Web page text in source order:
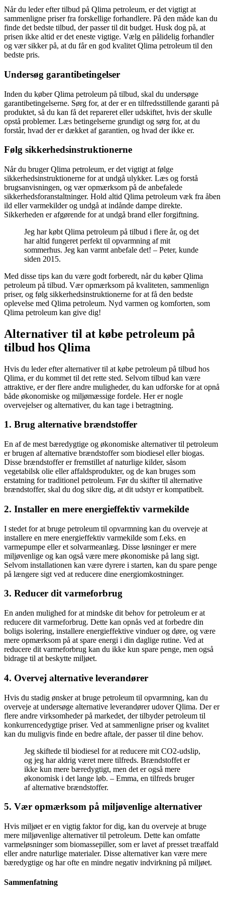
Når du leder efter tilbud på Qlima petroleum, er det vigtigt at
sammenligne priser fra forskellige forhandlere. På den måde kan du
finde det bedste tilbud, der passer til dit budget. Husk dog på, at
prisen ikke altid er det eneste vigtige. Vælg en pålidelig forhandler
og vær sikker på, at du får en god kvalitet Qlima petroleum til den
bedste pris.
Undersøg garantibetingelser
Inden du køber Qlima petroleum på tilbud, skal du undersøge
garantibetingelserne. Sørg for, at der er en tilfredsstillende garanti på
produktet, så du kan få det repareret eller udskiftet, hvis der skulle
opstå problemer. Læs betingelserne grundigt og sørg for, at du
forstår, hvad der er dækket af garantien, og hvad der ikke er.
Følg sikkerhedsinstruktionerne
Når du bruger Qlima petroleum, er det vigtigt at følge
sikkerhedsinstruktionerne for at undgå ulykker. Læs og forstå
brugsanvisningen, og vær opmærksom på de anbefalede
sikkerhedsforanstaltninger. Hold altid Qlima petroleum væk fra åben
ild eller varmekilder og undgå at indånde dampe direkte.
Sikkerheden er afgørende for at undgå brand eller forgiftning.
Jeg har købt Qlima petroleum på tilbud i flere år, og det
har altid fungeret perfekt til opvarmning af mit
sommerhus. Jeg kan varmt anbefale det! – Peter, kunde
siden 2015.
Med disse tips kan du være godt forberedt, når du køber Qlima
petroleum på tilbud. Vær opmærksom på kvaliteten, sammenlign
priser, og følg sikkerhedsinstruktionerne for at få den bedste
oplevelse med Qlima petroleum. Nyd varmen og komforten, som
Qlima petroleum kan give dig!
Alternativer til at købe petroleum på
tilbud hos Qlima
Hvis du leder efter alternativer til at købe petroleum på tilbud hos
Qlima, er du kommet til det rette sted. Selvom tilbud kan være
attraktive, er der flere andre muligheder, du kan udforske for at opnå
både økonomiske og miljømæssige fordele. Her er nogle
overvejelser og alternativer, du kan tage i betragtning.
1. Brug alternative brændstoffer
En af de mest bæredygtige og økonomiske alternativer til petroleum
er brugen af alternative brændstoffer som biodiesel eller biogas.
Disse brændstoffer er fremstillet af naturlige kilder, såsom
vegetabilsk olie eller affaldsprodukter, og de kan bruges som
erstatning for traditionel petroleum. Før du skifter til alternative
brændstoffer, skal du dog sikre dig, at dit udstyr er kompatibelt.
2. Installer en mere energieffektiv varmekilde
I stedet for at bruge petroleum til opvarmning kan du overveje at
installere en mere energieffektiv varmekilde som f.eks. en
varmepumpe eller et solvarmeanlæg. Disse løsninger er mere
miljøvenlige og kan også være mere økonomiske på lang sigt.
Selvom installationen kan være dyrere i starten, kan du spare penge
på længere sigt ved at reducere dine energiomkostninger.
3. Reducer dit varmeforbrug
En anden mulighed for at mindske dit behov for petroleum er at
reducere dit varmeforbrug. Dette kan opnås ved at forbedre din
boligs isolering, installere energieffektive vinduer og døre, og være
mere opmærksom på at spare energi i din daglige rutine. Ved at
reducere dit varmeforbrug kan du ikke kun spare penge, men også
bidrage til at beskytte miljøet.
4. Overvej alternative leverandører
Hvis du stadig ønsker at bruge petroleum til opvarmning, kan du
overveje at undersøge alternative leverandører udover Qlima. Der er
flere andre virksomheder på markedet, der tilbyder petroleum til
konkurrencedygtige priser. Ved at sammenligne priser og kvalitet
kan du muligvis finde en bedre aftale, der passer til dine behov.
Jeg skiftede til biodiesel for at reducere mit CO2-udslip,
og jeg har aldrig været mere tilfreds. Brændstoffet er
ikke kun mere bæredygtigt, men det er også mere
økonomisk i det lange løb. – Emma, en tilfreds bruger
af alternative brændstoffer.
5. Vær opmærksom på miljøvenlige alternativer
Hvis miljøet er en vigtig faktor for dig, kan du overveje at bruge
mere miljøvenlige alternativer til petroleum. Dette kan omfatte
varmeløsninger som biomassepiller, som er lavet af presset træaffald
eller andre naturlige materialer. Disse alternativer kan være mere
bæredygtige og har ofte en mindre negativ indvirkning på miljøet.
Sammenfatning